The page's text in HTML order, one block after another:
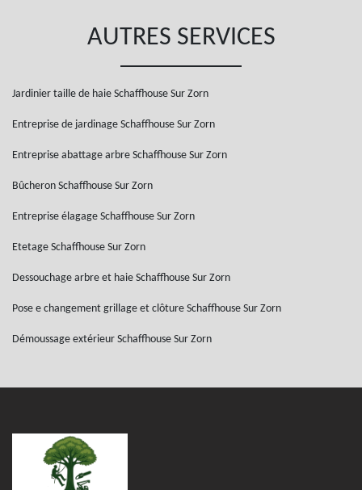
AUTRES SERVICES
Jardinier taille de haie Schaffhouse Sur Zorn
Entreprise de jardinage Schaffhouse Sur Zorn
Entreprise abattage arbre Schaffhouse Sur Zorn
Bûcheron Schaffhouse Sur Zorn
Entreprise élagage Schaffhouse Sur Zorn
Etetage Schaffhouse Sur Zorn
Dessouchage arbre et haie Schaffhouse Sur Zorn
Pose e changement grillage et clôture Schaffhouse Sur Zorn
Démoussage extérieur Schaffhouse Sur Zorn